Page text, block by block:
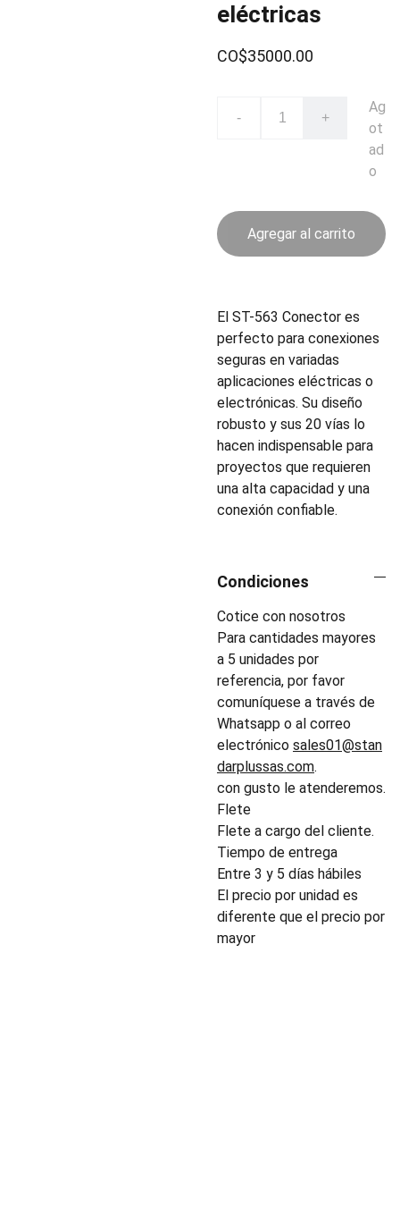
eléctricas
CO$35000.00
- +
Ag
ot
ad
o
Agregar al carrito
El ST-563 Conector es
perfecto para conexiones
seguras en variadas
aplicaciones eléctricas o
electrónicas. Su diseño
robusto y sus 20 vías lo
hacen indispensable para
proyectos que requieren
una alta capacidad y una
conexión confiable.
Condiciones
Cotice con nosotros
Para cantidades mayores
a 5 unidades por
referencia, por favor
comuníquese a través de
Whatsapp o al correo
electrónico sales01@stan
darplussas.com.
con gusto le atenderemos.
Flete
Flete a cargo del cliente.
Tiempo de entrega
Entre 3 y 5 días hábiles
El precio por unidad es
diferente que el precio por
mayor